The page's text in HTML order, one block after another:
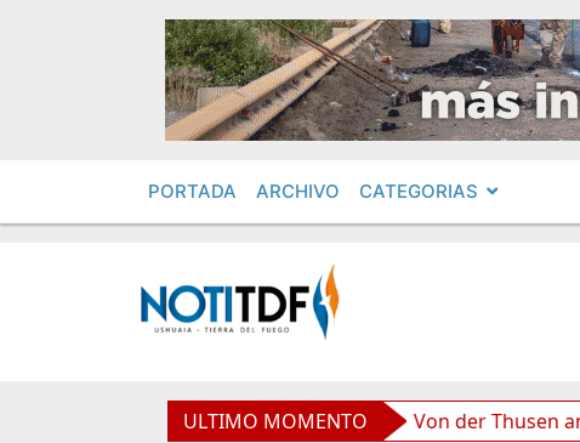
PORTADA ARCHIVO CATEGORIAS
ULTIMO MOMENTO
boliviana”, afirmó Becerra Von der Thusen anunció